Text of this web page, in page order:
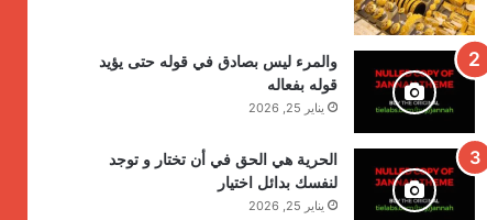
والمرء ليس بصادق في قوله حتى يؤيد
قوله بفعاله
يناير 25, 2026
الحرية هي الحق في أن تختار و توجد
لنفسك بدائل اختيار
يناير 25, 2026